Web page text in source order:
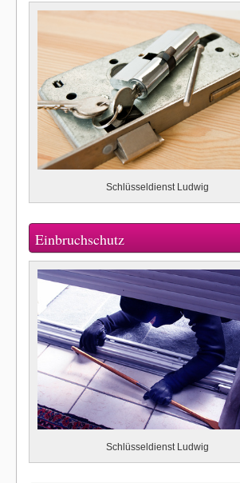
Schlüsseldienst Ludwig
Einbruchschutz
Schlüsseldienst Ludwig